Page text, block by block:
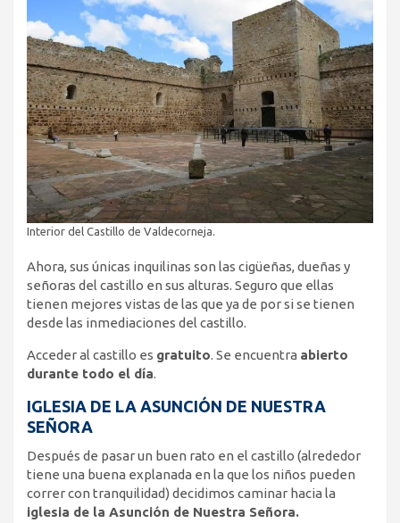
Interior del Castillo de Valdecorneja.
Ahora, sus únicas inquilinas son las cigüeñas, dueñas y
señoras del castillo en sus alturas. Seguro que ellas
tienen mejores vistas de las que ya de por si se tienen
desde las inmediaciones del castillo.
Acceder al castillo es gratuito. Se encuentra abierto
durante todo el día.
IGLESIA DE LA ASUNCIÓN DE NUESTRA
SEÑORA
Después de pasar un buen rato en el castillo (alrededor
tiene una buena explanada en la que los niños pueden
correr con tranquilidad) decidimos caminar hacia la
iglesia de la Asunción de Nuestra Señora.